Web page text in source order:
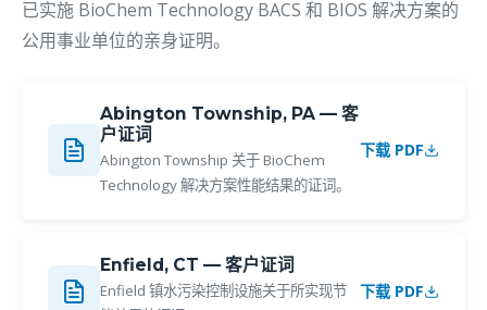
已实施 BioChem Technology BACS 和 BIOS 解决方案的
公用事业单位的亲身证明。
Abington Township, PA — 客
户证词
Abington Township 关于 BioChem
Technology 解决方案性能结果的证词。
下载 PDF
Enfield, CT — 客户证词
Enfield 镇水污染控制设施关于所实现节
下载 PDF